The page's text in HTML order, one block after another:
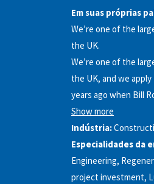
Em suas próprias
We’re one of the
the UK.
We’re one of the
the UK, and we
years ago when Bill
Show more
Indústria:
Especialidades da
Engineering,
project investment,